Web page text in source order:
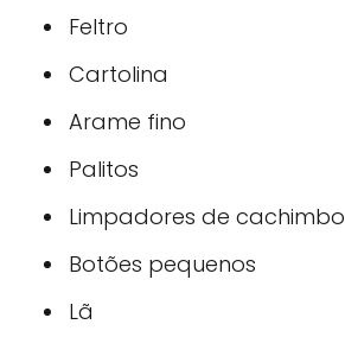
Feltro
Cartolina
Arame fino
Palitos
Limpadores de cachimbo
Botões pequenos
Lã